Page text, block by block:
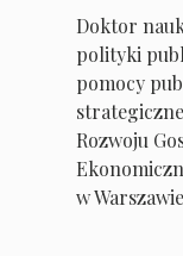
Doktor
polityki
pomocy
Rozwoju
w Warszawie